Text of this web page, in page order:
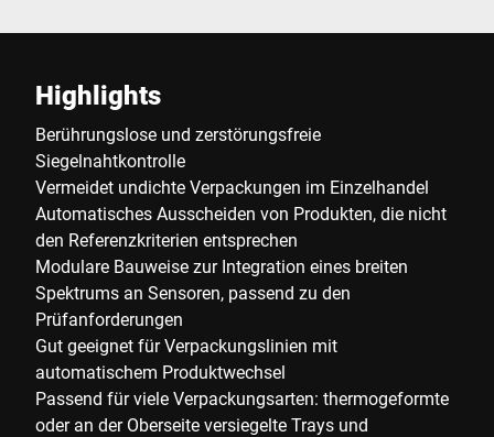
Highlights
Berührungslose und zerstörungsfreie
Siegelnahtkontrolle
Vermeidet undichte Verpackungen im Einzelhandel
Automatisches Ausscheiden von Produkten, die nicht
den Referenzkriterien entsprechen
Modulare Bauweise zur Integration eines breiten
Spektrums an Sensoren, passend zu den
Prüfanforderungen
Gut geeignet für Verpackungslinien mit
automatischem Produktwechsel
Passend für viele Verpackungsarten: thermogeformte
oder an der Oberseite versiegelte Trays und